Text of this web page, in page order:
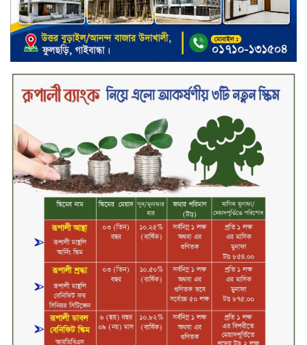
কারখানার উৎপাদন কার্যক্রম সম্পূর্ণ বন্ধ,
জানাল এস আলম কোল্ড রোলড স্টিলস
দীর্ঘস্থায়ী ৭,৫০০ এমএএইচ ব্যাটারি
এবং শক্তিশালী গরিলা গ্লাস ৭আই সুরক্ষা
নিয়ে শাওমি উন্মোচন করল নতুন রেডমি
২০২৫-২৬ অর্থবছরে এনবিআরের রাজস্ব
আদায় ৪.১৫ লাখ কোটি টাকা
সপ্তাহের তৃতীয় কার্যদিবসে লেনদেনের
শীর্ষে একমি পেস্টিসাইড
সপ্তাহের তৃতীয় কার্যদিবসে দরবৃদ্ধির
শীর্ষে সেন্ট্রাল ইন্সুরেন্স